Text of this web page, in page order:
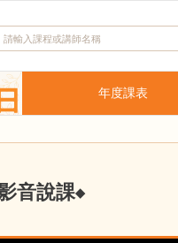
年度課表
音說課◆